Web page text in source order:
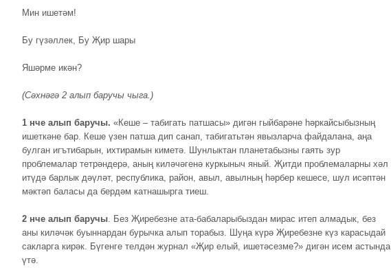
Мин ишетәм!
Бу гүзәллек, Бу Җир шары
Яшәрме икән?
(Сәхнәгә 2 алып баручы чыга.)
1 нче алып баручы. «Кеше – табигать патшасы» дигән гыйбарәне һәркайсыбызның
ишеткәне бар. Кеше үзен патша дип санап, табигатьтән явызларча файдалана, аңа
булган игътибарын, ихтирамын киметә. Шунлыктан планетабызны гаять зур
проблемалар тетрәндерә, аның киләчәгенә куркыныч яный. Җитди проблемаларны хәл
итүдә барлык дәүләт, республика, район, авыл, авылның һәрбер кешесе, шул исәптән
мәктәп баласы да бердәм катнашырга тиеш.
2 нче алып баручы. Без Җиребезне ата-бабаларыбыздан мирас итеп алмадык, без
аны киләчәк буыннардан бурычка алып торабыз. Шуңа күрә Җиребезне күз карасыдай
сакларга кирәк. Бүгенге телдән журнал «Җир елый, ишетәсезме?» дигән исем астында
үтә.